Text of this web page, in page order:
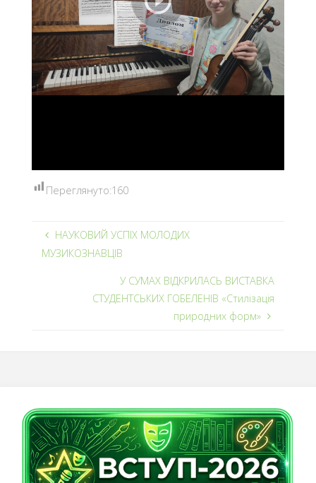
Переглянуто:160
НАУКОВИЙ УСПІХ МОЛОДИХ
МУЗИКОЗНАВЦІВ
У СУМАХ ВІДКРИЛАСЬ ВИСТАВКА
СТУДЕНТСЬКИХ ГОБЕЛЕНІВ «Стилізація
природних форм»